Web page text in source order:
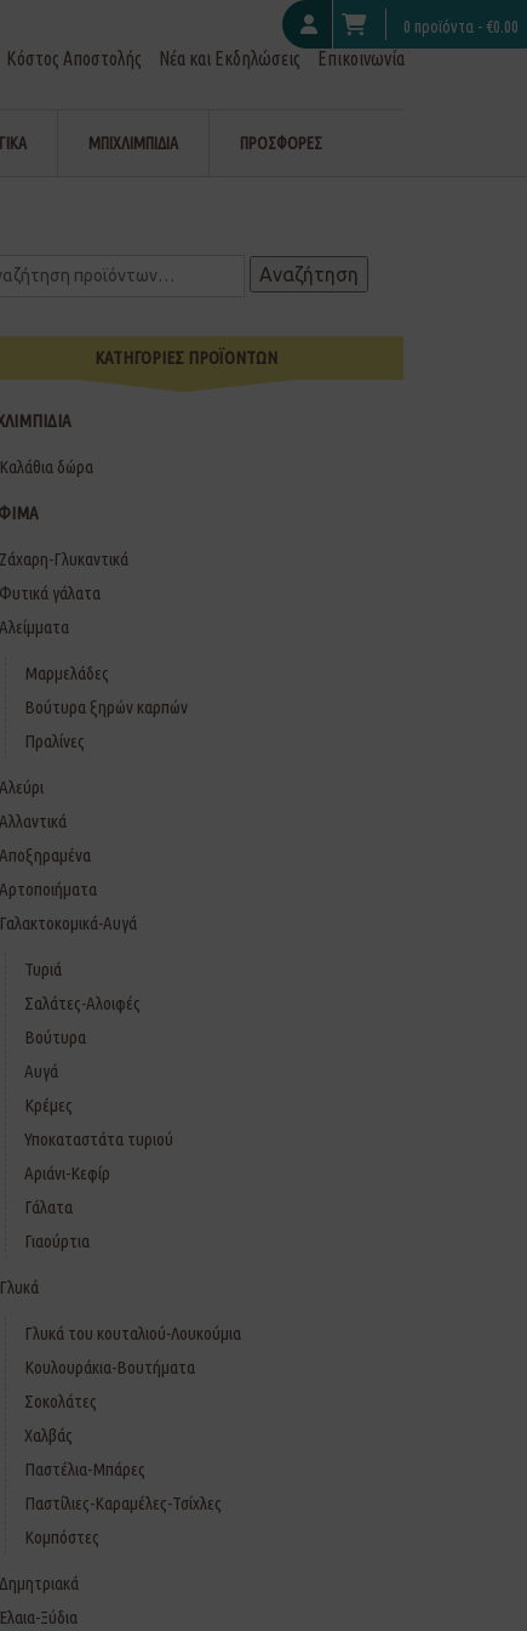
0 προϊόντα - €0.00
Κόστος Αποστολής Νέα και Εκδηλώσεις Επικοινωνία
ΜΠΙΧΛΙΜΠΙΔΙΑ ΠΡΟΣΦΟΡΕΣ
Αναζήτηση
ΚΑΤΗΓΟΡΙΕΣ ΠΡΟΪΟΝΤΩΝ
Καλάθια δώρα
Ζάχαρη-Γλυκαντικά
Φυτικά γάλατα
Αλείμματα
Μαρμελάδες
Βούτυρα ξηρών καρπών
Πραλίνες
Αλεύρι
Αλλαντικά
Αποξηραμένα
Αρτοποιήματα
Γαλακτοκομικά-Αυγά
Τυριά
Σαλάτες-Αλοιφές
Βούτυρα
Αυγά
Κρέμες
Υποκαταστάτα τυριού
Αριάνι-Κεφίρ
Γάλατα
Γιαούρτια
Γλυκά
Γλυκά του κουταλιού-Λουκούμια
Κουλουράκια-Βουτήματα
Σοκολάτες
Χαλβάς
Παστέλια-Μπάρες
Παστίλιες-Καραμέλες-Τσίχλες
Κομπόστες
Δημητριακά
Έλαια-Ξύδια